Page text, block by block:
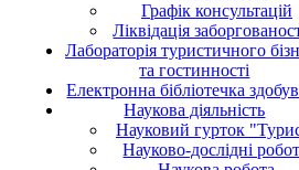
Графік консультацій
Ліквідація
Лабораторія туристичного
та гостинності
Електронна бібліотечка
Наукова діяльність
Науковий гурток
Науково-дослідні